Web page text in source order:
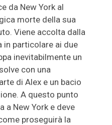
da New York al
morte della sua
Viene accolta dalla
in particolare ai due
inevitabilmente un
con una
di Alex e un bacio
A questo punto
a New York e deve
proseguirà la